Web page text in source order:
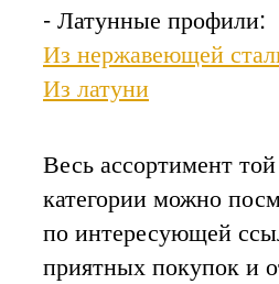
- Латунные профили:
Из нержавеющей
Из латуни
Весь ассортимент
категории можно
по интересующей
приятных покупок и